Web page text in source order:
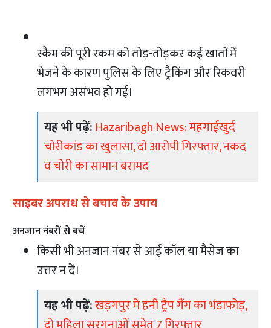
स्कैम की पूरी रकम को तोड़-तोड़कर कई खातों में
भेजने के कारण पुलिस के लिए ट्रैकिंग और रिकवरी
लगभग असंभव हो गई।
यह भी पढ़ें: Hazaribagh News: महगाईखुर्द
चोरीकांड का खुलासा, दो आरोपी गिरफ्तार, नकद
व चोरी का सामान बरामद
साइबर अपराध से बचाव के उपाय
अनजान नंबरों से बचें
किसी भी अनजान नंबर से आई कॉल या मैसेज का
उत्तर न दें।
यह भी पढ़ें:खड़गपुर में हनी ट्रैप गैंग का भंडाफोड़,